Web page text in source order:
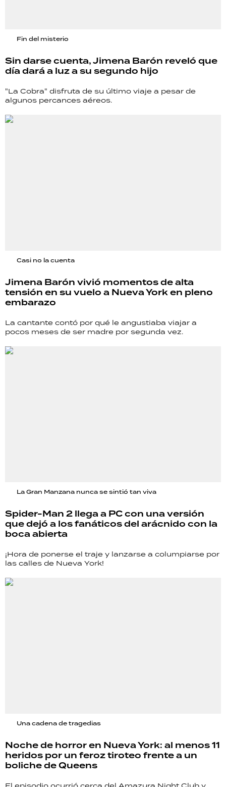
Fin del misterio
Sin darse cuenta, Jimena Barón reveló que
día dará a luz a su segundo hijo
"La Cobra" disfruta de su último viaje a pesar de
algunos percances aéreos.
Casi no la cuenta
Jimena Barón vivió momentos de alta
tensión en su vuelo a Nueva York en pleno
embarazo
La cantante contó por qué le angustiaba viajar a
pocos meses de ser madre por segunda vez.
La Gran Manzana nunca se sintió tan viva
Spider-Man 2 llega a PC con una versión
que dejó a los fanáticos del arácnido con la
boca abierta
¡Hora de ponerse el traje y lanzarse a columpiarse por
las calles de Nueva York!
Una cadena de tragedias
Noche de horror en Nueva York: al menos 11
heridos por un feroz tiroteo frente a un
boliche de Queens